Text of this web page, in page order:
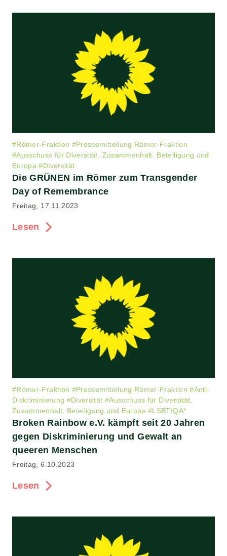
#Römer-Fraktion #Pressemitteilung Römer-Fraktion
#Ausschuss für Diversität, Zusammenhalt, Beteiligung und
Europa #Diversität
Die GRÜNEN im Römer zum Transgender
Day of Remembrance
Freitag, 17.11.2023
Lesen
#Römer-Fraktion #Pressemitteilung Römer-Fraktion #Anti-
Diskriminierung #Diversität #Ausschuss für Diversität,
Zusammenhalt, Beteiligung und Europa #LSBTIQA*
Broken Rainbow e.V. kämpft seit 20 Jahren
gegen Diskriminierung und Gewalt an
queeren Menschen
Freitag, 6.10.2023
Lesen